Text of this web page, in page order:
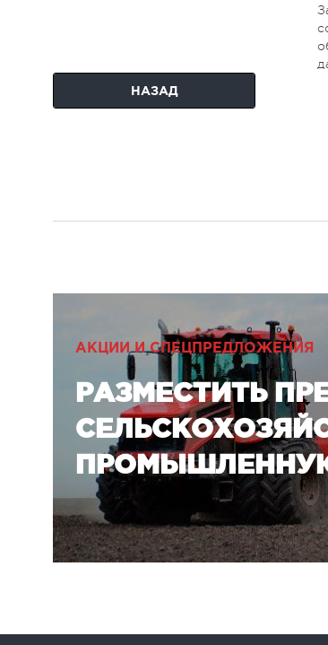
НАЗАД
АКЦИИ И СПЕЦПРЕДЛОЖЕНИЯ
РАЗМЕСТИТЬ